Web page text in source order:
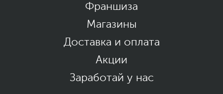
Франшиза
Магазины
Доставка и оплата
Акции
Заработай у нас